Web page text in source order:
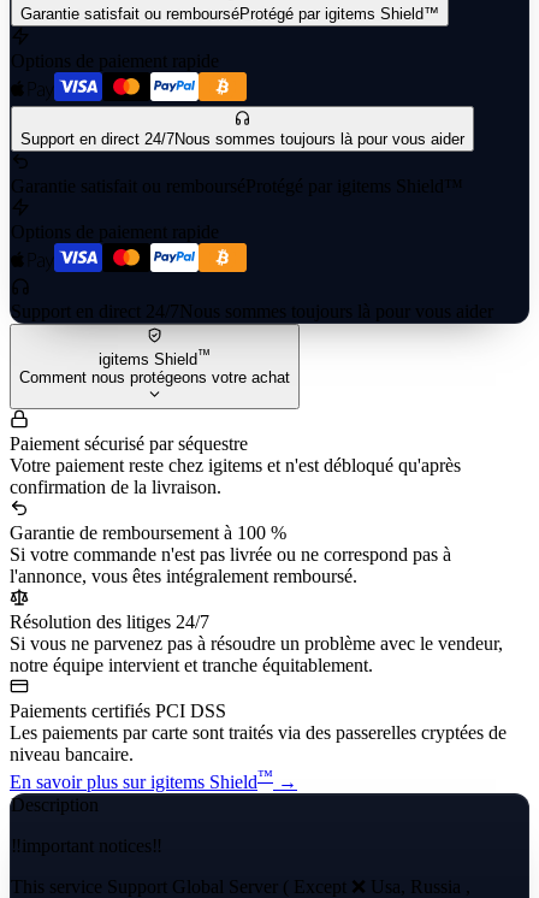
Garantie satisfait ou rembourséProtégé par igitems Shield™
Options de paiement rapide
Support en direct 24/7Nous sommes toujours là pour vous aider
Garantie satisfait ou rembourséProtégé par igitems Shield™
Options de paiement rapide
Support en direct 24/7Nous sommes toujours là pour vous aider
igitems Shield™
Comment nous protégeons votre achat
Paiement sécurisé par séquestre
Votre paiement reste chez igitems et n'est débloqué qu'après
confirmation de la livraison.
Garantie de remboursement à 100 %
Si votre commande n'est pas livrée ou ne correspond pas à
l'annonce, vous êtes intégralement remboursé.
Résolution des litiges 24/7
Si vous ne parvenez pas à résoudre un problème avec le vendeur,
notre équipe intervient et tranche équitablement.
Paiements certifiés PCI DSS
Les paiements par carte sont traités via des passerelles cryptées de
niveau bancaire.
En savoir plus sur igitems Shield™ →
Description
‼️important notices‼️
This service Support Global Server ( Except ❌ ️Usa, Russia ,